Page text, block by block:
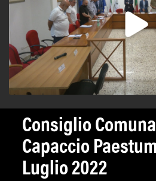
Consiglio
Capaccio
Luglio 2022